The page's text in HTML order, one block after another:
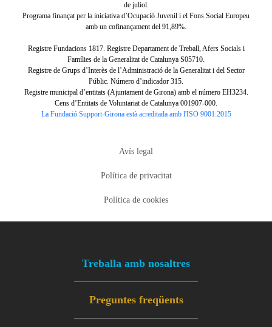
de juliol.
Programa finançat per la iniciativa d’Ocupació Juvenil i el Fons Social Europeu
amb un cofinançament del 91,89%.
Registre Fundacions 1817. Registre Departament de Treball, Afers Socials i
Famílies de la Generalitat de Catalunya S05710.
Registre de Grups d’Interès de l’Administració de la Generalitat i del Sector
Públic. Número d’indicador 315.
Registre municipal d’entitats (Ajuntament de Girona) amb el número EH3234.
Cens d’Entitats de Voluntariat de Catalunya 001907-000.
La Fundació Support-Girona està acreditada amb l'ISO 9001:2015
Tertiary navigationAvís legal
Política de privacitat
Política de cookies
Treballa amb nosaltres
Preguntes freqüents